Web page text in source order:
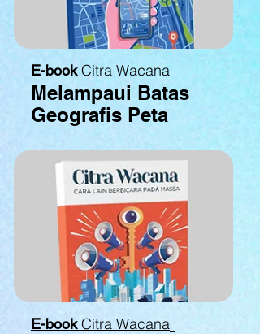
E-book Citra Wacana
Melampaui Batas
Geografis Peta
E-book Citra Wacana